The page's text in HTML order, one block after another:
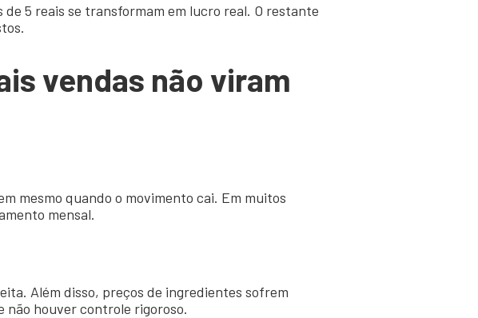
5 reais se transformam em lucro real. O restante
vendas não viram
mesmo quando o movimento cai. Em muitos
mensal.
Além disso, preços de ingredientes sofrem
não houver controle rigoroso.